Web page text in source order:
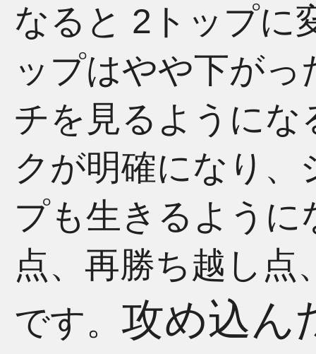
なると 2トップに
ップはやや下が
チを見るようにな
クが明確になり
プも生きるよう
点、再勝ち越し点
です。 攻め込ん